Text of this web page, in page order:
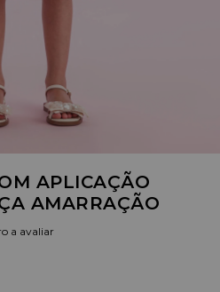
APLICAÇÃO
AMARRAÇÃO
a avaliar